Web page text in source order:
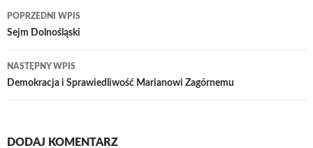
Nawigacja
wpisu
POPRZEDNI WPIS
Sejm Dolnośląski
NASTĘPNY WPIS
Demokracja i Sprawiedliwość Marianowi Zagórnemu
DODAJ KOMENTARZ